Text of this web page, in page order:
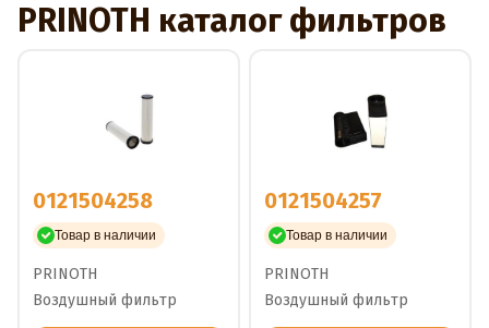
PRINOTH каталог фильтров
0121504258
Товар в наличии
PRINOTH
Воздушный фильтр
0121504257
Товар в наличии
PRINOTH
Воздушный фильтр